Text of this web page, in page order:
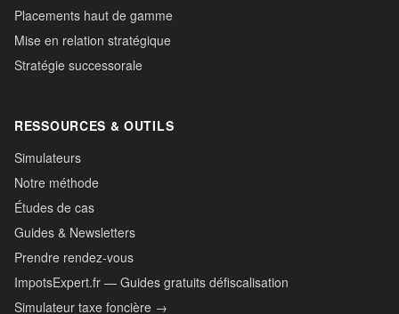
Placements haut de gamme
Mise en relation stratégique
Stratégie successorale
RESSOURCES & OUTILS
Simulateurs
Notre méthode
Études de cas
Guides & Newsletters
Prendre rendez-vous
ImpotsExpert.fr — Guides gratuits défiscalisation
Simulateur taxe foncière →